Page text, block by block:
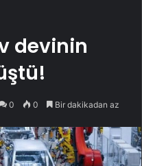
devinin
0 0 Bir dakikadan az